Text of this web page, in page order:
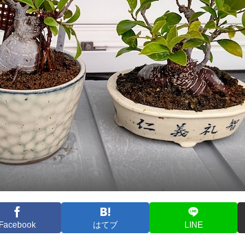
Facebook はてブ LINE